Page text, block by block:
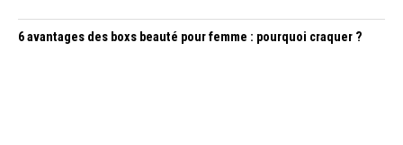
6 avantages des boxs beauté pour femme : pourquoi craquer ?